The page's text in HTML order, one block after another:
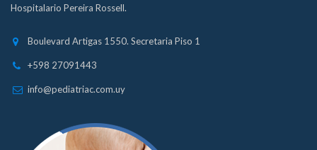
Hospitalario Pereira Rossell.
Boulevard Artigas 1550. Secretaria Piso 1
+598 27091443
info@pediatriac.com.uy